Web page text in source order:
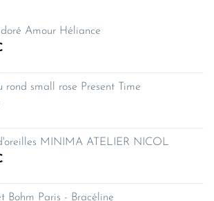
Amour Héliance
rond small rose Present Time
MINIMA ATELIER NICOL
Bohm Paris - Bracéline